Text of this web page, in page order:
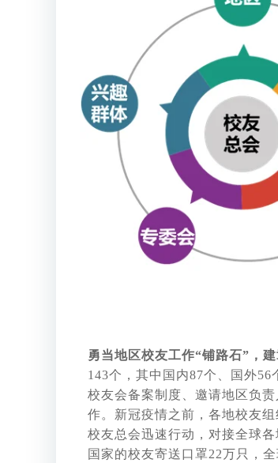
勇当地区校友工作“铺路石”，
143个，其中国内87个、国外
校友会备案制度、邀请地区负
作。新冠疫情之前，各地校友
校友总会迅速行动，对接全球
国家的校友寄送口罩22万只，